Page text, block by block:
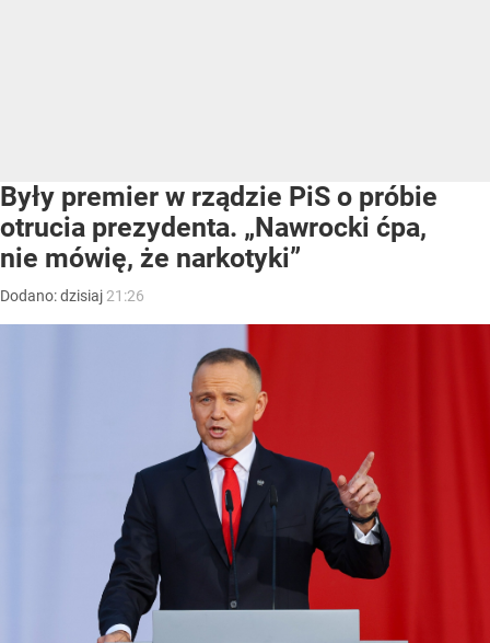
Były premier w rządzie PiS o próbie
otrucia prezydenta. „Nawrocki ćpa,
nie mówię, że narkotyki”
Dodano:dzisiaj 21:26